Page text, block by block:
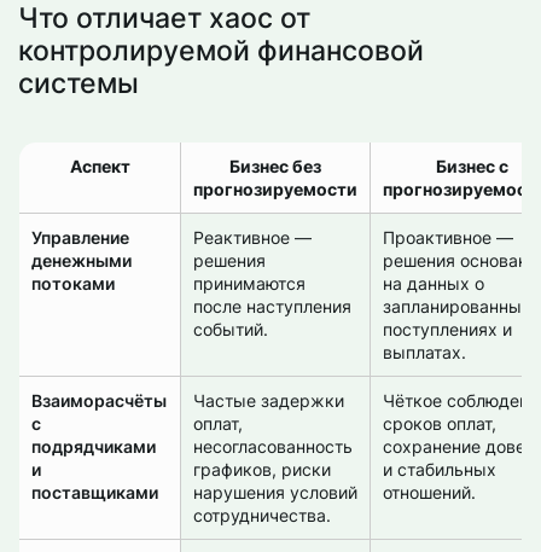
Что отличает хаос от
контролируемой финансовой
системы
Аспект
Бизнес без
прогнозируемости
Бизнес с
Управление
денежными
потоками
Реактивное —
решения
принимаются
после наступления
событий.
Проактивное —
решения основаны
на данных о
запланированных
поступлениях и
выплатах.
Взаиморасчёты
с
подрядчиками
и
поставщиками
Частые задержки
оплат,
несогласованность
графиков, риски
нарушения условий
сотрудничества.
Чёткое
сроков оплат,
сохранение
и стабильных
отношений.